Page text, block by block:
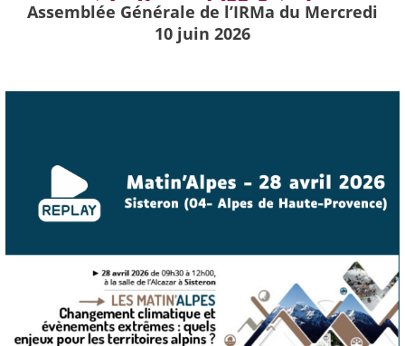
Assemblée Générale de l’IRMa du Mercredi
10 juin 2026